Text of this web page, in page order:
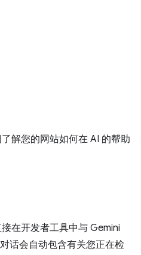
解您的网站如何在 AI 的帮助
在开发者工具中与 Gemini
话会自动包含有关您正在检